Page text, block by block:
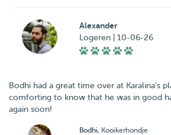
Alexander
Logeren | 10-06-26
Bodhi had a great time over at Karalina's
comforting to know that he was in good
again soon!
Bodhi, Kooikerhondje